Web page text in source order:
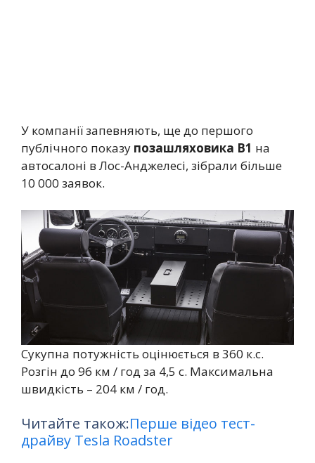
У компанії запевняють, ще до першого
публічного показу позашляховика B1 на
автосалоні в Лос-Анджелесі, зібрали більше
10 000 заявок.
Сукупна потужність оцінюється в 360 к.с.
Розгін до 96 км / год за 4,5 с. Максимальна
швидкість – 204 км / год.
Читайте також:Перше відео тест-
драйву Tesla Roadster